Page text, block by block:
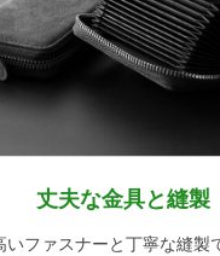
丈夫な金具と縫製
いファスナーと丁寧な縫製